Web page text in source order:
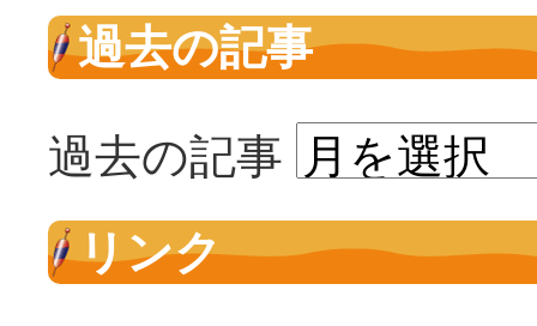
過去の記事
過去の記事
リンク